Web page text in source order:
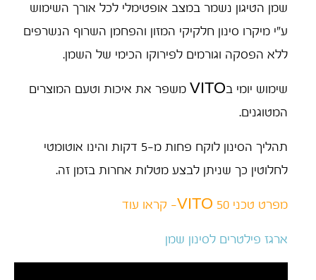
שמן הטיגון נשמר במצב אופטימלי לכל אורך השימוש
ע"י מיקרו סינון חלקיקי המזון והפחמן השרוף הנשרפים
ללא הפסקה וגורמים לפירוקו הכימי של השמן.
שימוש יומי בVITO משפר את איכות וטעם המוצרים
המטוגנים.
תהליך הסינון לוקח פחות מ-5 דקות והינו אוטומטי
לחלוטין כך שניתן לבצע מטלות אחרות בזמן זה.
מפרט טכני VITO 50- קראו עוד
ארגז פילטרים לסינון שמן